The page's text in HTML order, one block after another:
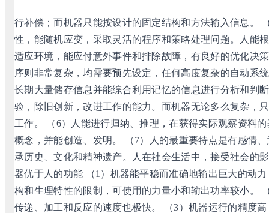
行补偿；而机器只能按设计的固定结构和方法输入信息。
性，能随机应变，采取灵活的程序和策略处理问题。人能
适应环境，能应付意外事件和排除故障，有良好的优化决
序则非常复杂，均需要预先设定，任何高度复杂的自动系
长期大量储存信息并能综合利用记忆的信息进行分析和判
验，除旧创新，改进工作的能力。而机器无论多么复杂，
工作。 （6）人能进行归纳、推理，在获得实际观察资料
概念，并能创造、发明。 （7）人的最重要特点是有感情
承历史、文化和精神遗产。人在社会生活中，接受社会的
器优于人的功能 （1）机器能平稳而准确地输出巨大的动
构和生理特性的限制，可使用的力量小和输出功率较小。
传递、加工和反应的速度也极快。 （3）机器运行的精度